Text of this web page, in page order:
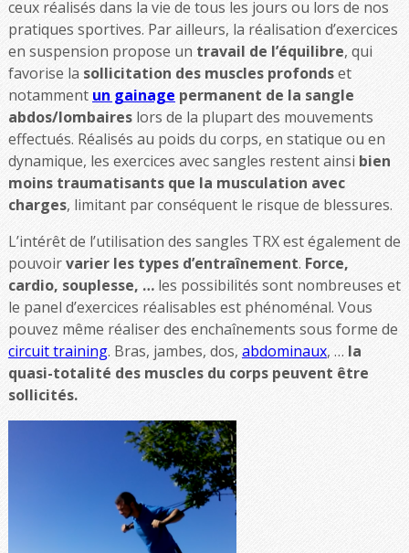
ceux réalisés dans la vie de tous les jours ou lors de nos
pratiques sportives. Par ailleurs, la réalisation d’exercices
en suspension propose un travail de l’équilibre, qui
favorise la sollicitation des muscles profondset
notamment un gainage permanent de la sangle
abdos/lombaireslors de la plupart des mouvements
effectués. Réalisés au poids du corps, en statique ou en
dynamique, les exercices avec sangles restent ainsi bien
moins traumatisants que la musculation avec
charges, limitant par conséquent le risque de blessures.
L’intérêt de l’utilisation des sangles TRX est également de
pouvoirvarier les types d’entraînement. Force,
cardio, souplesse, …les possibilités sont nombreuses et
le panel d’exercices réalisables est phénoménal. Vous
pouvez même réaliser des enchaînements sous forme de
circuit training. Bras, jambes, dos, abdominaux, … la
quasi-totalité des muscles du corps peuvent être
sollicités.